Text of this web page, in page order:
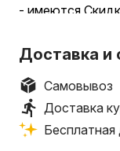
- имеются
заключения
дома.
-Широкий выбор
Производим
стеклопакеты
Наш товар
Доставка и
Самовывоз
Доставка
Бесплатная